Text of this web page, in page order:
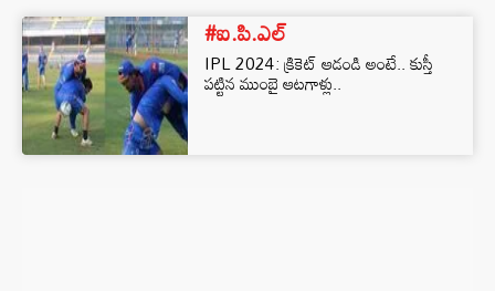
#ఐ.పి.ఎల్
IPL 2024: క్రికెట్ ఆడండి అంటే.. కుస్తీ
పట్టిన ముంబై ఆటగాళ్లు..